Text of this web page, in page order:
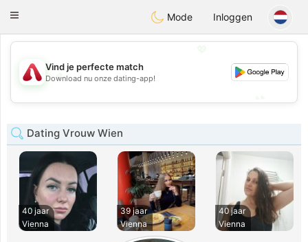
ÖsterreichChat
Toggle
Mode Inloggen
💖
💕
Vind je perfecte match
Download nu onze dating-app!
Dating Vrouw Wien
40 jaar
Vienna
39 jaar
Vienna
40 jaar
Vienna